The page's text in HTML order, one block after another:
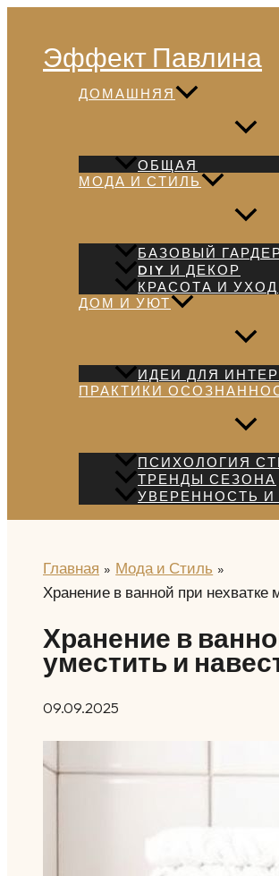
содержимому
Эффект Павлина
ДОМАШНЯЯ
ОБЩАЯ
МОДА И СТИЛЬ
БАЗОВЫЙ
DIY И ДЕКОР
КРАСОТА И УХОД
ДОМ И УЮТ
ИДЕИ ДЛЯ
ПРАКТИКИ
ПСИХОЛОГИЯ
ТРЕНДЫ СЕЗОНА
УВЕРЕННОСТЬ
Главная
Мода и Стиль
Хранение в ванной при нехватке
Хранение в
уместить и
09.09.2025